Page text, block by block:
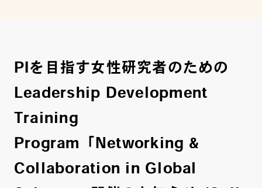
PIを目指す女性研究者のための
Leadership Development
Training
Program「Networking &
Collaboration in Global